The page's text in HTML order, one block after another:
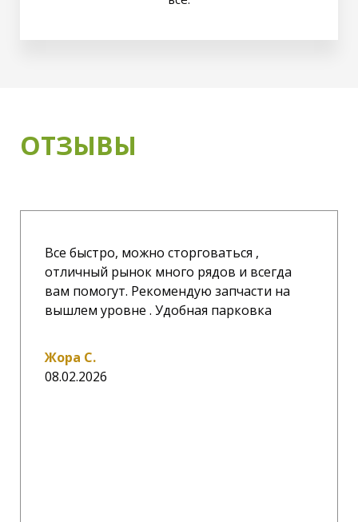
ОТЗЫВЫ
Все быстро, можно сторговаться ,
отличный рынок много рядов и всегда
вам помогут. Рекомендую запчасти на
вышлем уровне . Удобная парковка
Жора С.
08.02.2026